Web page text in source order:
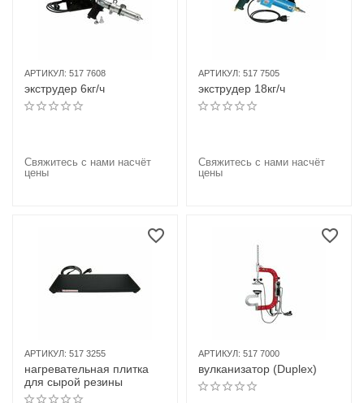
АРТИКУЛ: 517 7608
экструдер 6кг/ч
Свяжитесь с нами насчёт
цены
АРТИКУЛ: 517 7505
экструдер 18кг/ч
Свяжитесь с нами насчёт
цены
АРТИКУЛ: 517 3255
нагревательная плитка
для сырой резины
АРТИКУЛ: 517 7000
вулканизатор (Duplex)